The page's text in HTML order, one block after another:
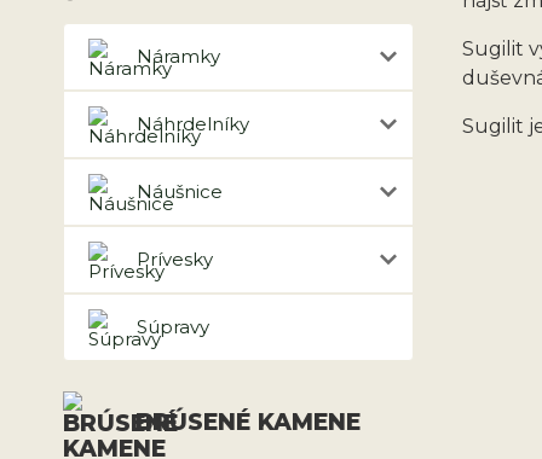
Náramky
Náhrdelníky
Náušnice
Prívesky
Súpravy
BRÚSENÉ KAMENE
Sugilit
Sugilit